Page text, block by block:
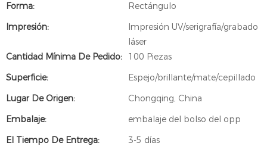
Forma:
Rectángulo
Impresión:
Impresión UV/serigrafía/grabado
láser
Cantidad Mínima De Pedido:
100 Piezas
Superficie:
Espejo/brillante/mate/cepillado
Lugar De Origen:
Chongqing, China
Embalaje:
embalaje del bolso del opp
El Tiempo De Entrega:
3-5 días